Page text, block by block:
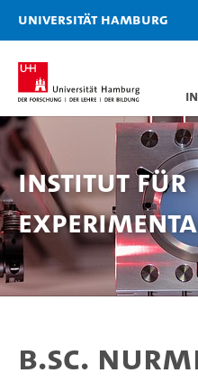
Universität Hamburg
Institut für
B.Sc.